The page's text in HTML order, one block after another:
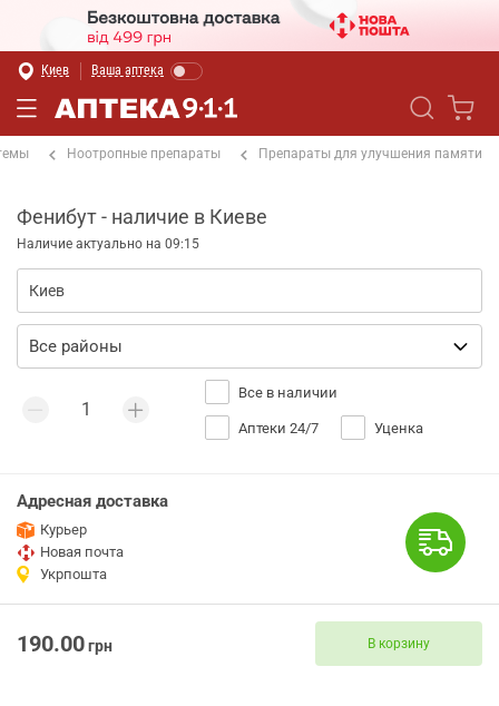
Киев Ваша аптека
Ноотропные препараты Препараты для улучшения памяти
Фенибут - наличие в Киеве
Наличие актуально на 09:15
Все в наличии
Аптеки 24/7 Уценка
Адресная доставка
Курьер
Новая почта
Укрпошта
190.00грн В корзину